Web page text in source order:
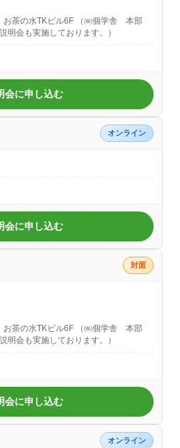
茶の水TKビル6F （㈱個学舎 本部
明会も実施しております。）
会に申し込む
オンライン
会に申し込む
対面
茶の水TKビル6F （㈱個学舎 本部
明会も実施しております。）
会に申し込む
オンライン